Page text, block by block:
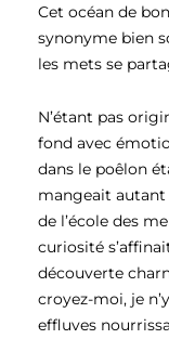
Cet océan de
synonyme bien
les mets se
N’étant pas
fond avec
dans le poêlon
mangeait autant
de l’école des
curiosité
découverte
croyez-moi, je
effluves